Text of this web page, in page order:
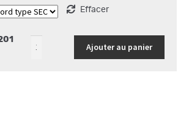
Effacer
Adblue
Ajouter au panier